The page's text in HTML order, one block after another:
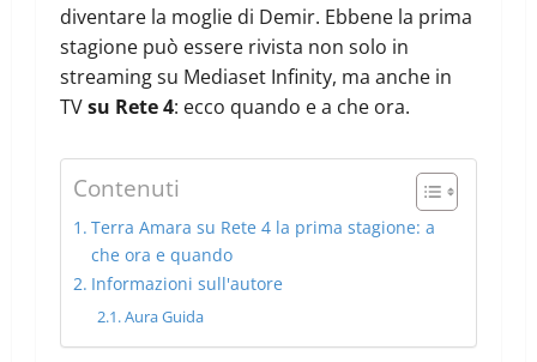
diventare la moglie di Demir. Ebbene la prima
stagione può essere rivista non solo in
streaming su Mediaset Infinity, ma anche in
TVsu Rete 4: ecco quando e a che ora.
Contenuti
Terra Amara su Rete 4 la prima stagione: a
che ora e quando
Informazioni sull'autore
Aura Guida